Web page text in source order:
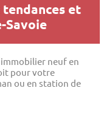
et
Savoie
neuf en
pour votre
ou en station de